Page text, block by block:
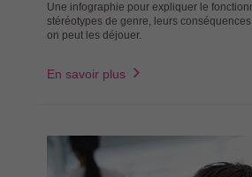
Une infographie pour expliquer le
stéréotypes de genre, leurs
on peut les déjouer.
En savoir plus